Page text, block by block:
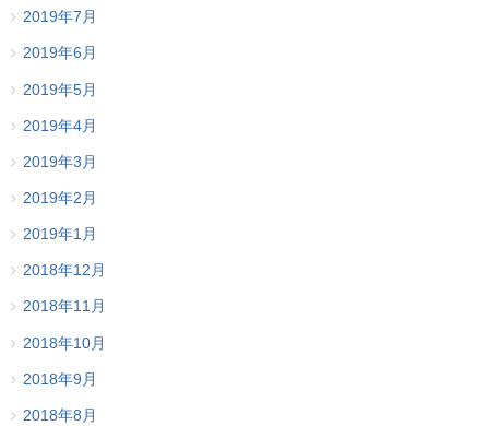
2019年7月
2019年6月
2019年5月
2019年4月
2019年3月
2019年2月
2019年1月
2018年12月
2018年11月
2018年10月
2018年9月
2018年8月